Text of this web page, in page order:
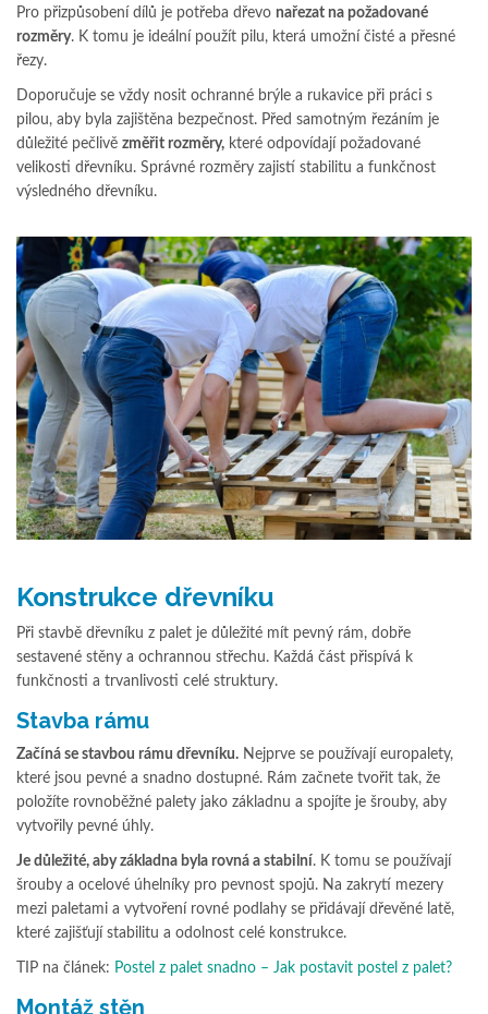
Pro přizpůsobení dílů je potřeba dřevo nařezat na požadované
rozměry. K tomu je ideální použít pilu, která umožní čisté a přesné
řezy.
Doporučuje se vždy nosit ochranné brýle a rukavice při práci s
pilou, aby byla zajištěna bezpečnost. Před samotným řezáním je
důležité pečlivě změřit rozměry, které odpovídají požadované
velikosti dřevníku. Správné rozměry zajistí stabilitu a funkčnost
výsledného dřevníku.
Konstrukce dřevníku
Při stavbě dřevníku z palet je důležité mít pevný rám, dobře
sestavené stěny a ochrannou střechu. Každá část přispívá k
funkčnosti a trvanlivosti celé struktury.
Stavba rámu
Začíná se stavbou rámu dřevníku. Nejprve se používají europalety,
které jsou pevné a snadno dostupné. Rám začnete tvořit tak, že
položíte rovnoběžné palety jako základnu a spojíte je šrouby, aby
vytvořily pevné úhly.
Je důležité, aby základna byla rovná a stabilní. K tomu se používají
šrouby a ocelové úhelníky pro pevnost spojů. Na zakrytí mezery
mezi paletami a vytvoření rovné podlahy se přidávají dřevěné latě,
které zajišťují stabilitu a odolnost celé konstrukce.
TIP na článek: Postel z palet snadno – Jak postavit postel z palet?
Montáž stěn